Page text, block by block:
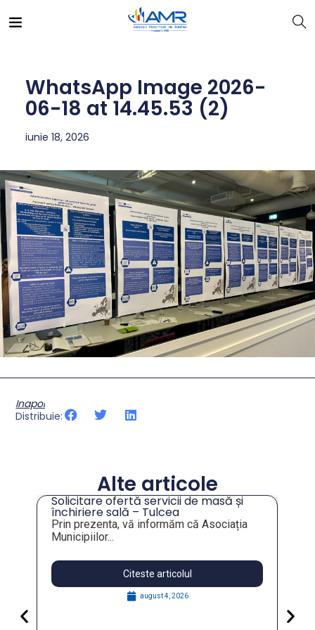
WhatsApp Image 2026-
06-18 at 14.45.53 (2)
iunie 18, 2026
Inapoi
Distribuie:
Alte articole
Solicitare ofertă servicii de masă și
închiriere sală – Tulcea
Prin prezenta, vă informăm că Asociația
Municipiilor...
Citeste articolul
august 4, 2026